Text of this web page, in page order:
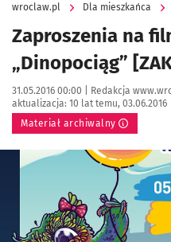
wroclaw.pl Dla mieszkańca
Zaproszenia na
„Dinopociąg”
Data publikacji:
31.05.2016 00:00 | Autor:
Redakcja
aktualizacja: 10 lat temu, 03.06.2016
Materiał archiwalny
Kliknij, aby powiększyć